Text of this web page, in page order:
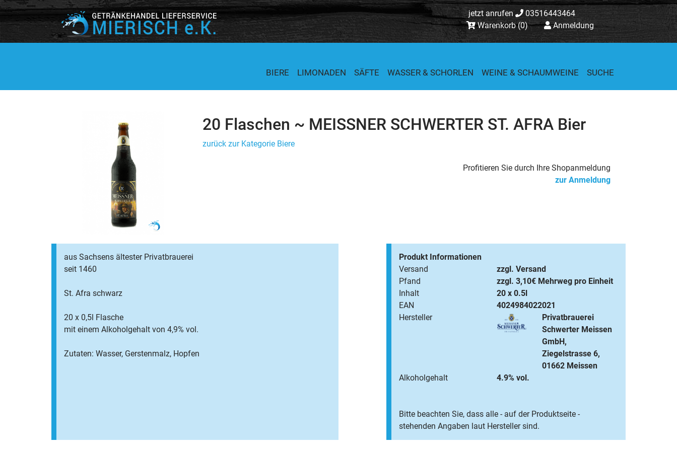
jetzt anrufen
03516443464
Warenkorb(0) Anmeldung
BIERE LIMONADEN SÄFTE WASSER & SCHORLEN WEINE & SCHAUMWEINE SUCHE
20 Flaschen ~ MEISSNER SCHWERTER ST. AFRA Bier
zurück zur Kategorie Biere
Profitieren Sie durch Ihre Shopanmeldung
zur Anmeldung
aus Sachsens ältester Privatbrauerei
seit 1460
St. Afra schwarz
20 x 0,5l Flasche
mit einem Alkoholgehalt von 4,9% vol.
Zutaten: Wasser, Gerstenmalz, Hopfen
Produkt Informationen
Versand
zzgl. Versand
Pfand
zzgl. 3,10€ Mehrweg pro Einheit
Inhalt
20 x 0.5l
EAN
4024984022021
Hersteller
Privatbrauerei
Schwerter Meissen
GmbH,
Ziegelstrasse 6,
01662 Meissen
Alkoholgehalt
4.9% vol.
Bitte beachten Sie, dass alle - auf der Produktseite -
stehenden Angaben laut Hersteller sind.